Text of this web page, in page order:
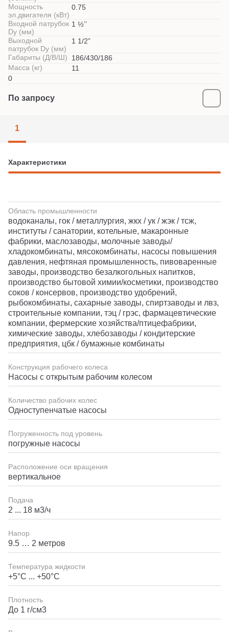
Мощность
эл.двигателя (кВт)
0.75
Входной патрубок
Dy (мм)
1 ½’’
Выходной
патрубок Dy (мм)
1 1/2”
Габариты (Д/В/Ш)
186/430/186
Масса (кг)
11
0
По запросу
1
Характеристики
Область промышленности
водоканалы, гок / металлургия, жкх / ук / жэк / тсж,
институты / санатории, котельные, макаронные
фабрики, маслозаводы, молочные заводы/
хладокомбинаты, мясокомбинаты, насосы повышения
давления, нефтяная промышленность, пивоваренные
заводы, производство безалкогольных напитков,
производство бытовой химии/косметики, производство
соков / консервов, производство удобрений,
рыбокомбинаты, сахарные заводы, спиртзаводы и лвз,
строительные компании, тэц / грэс, фармацевтические
компании, фермерские хозяйства/птицефабрики,
химические заводы, хлебозаводы / кондитерские
предприятия, цбк / бумажные комбинаты
Конструкция рабочего колеса
Насосы с открытым рабочим колесом
Количество рабочих колес
Одноступенчатые насосы
Погруженность под уровень
погружные насосы
Расположение оси вращения
вертикальное
Подача
2 ... 18 м3/ч
Напор
9.5 … 2 метров
Температура жидкости
+5°С ... +50°С
Плотность
До 1 г/см3